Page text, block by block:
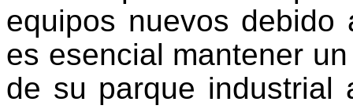
equipos nuevos
es esencial mantener
de su parque industrial